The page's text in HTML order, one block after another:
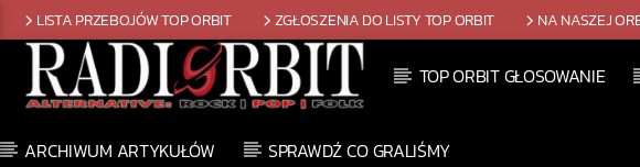
LISTA PRZEBOJÓW TOP ORBIT ZGŁOSZENIA DO LISTY TOP ORBIT NA NASZEJ
TOP ORBIT GŁOSOWANIE
ARCHIWUM ARTYKUŁÓW SPRAWDŹ CO GRALIŚMY